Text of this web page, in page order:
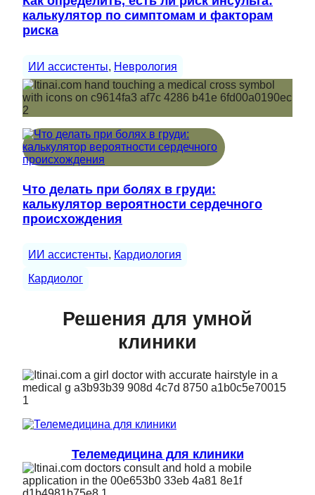
калькулятор по симптомам и факторам
риска
ИИ ассистенты, Неврология
Что делать при болях в груди:
калькулятор вероятности сердечного
происхождения
ИИ ассистенты, Кардиология
Кардиолог
Решения для умной
клиники
Телемедицина для клиники